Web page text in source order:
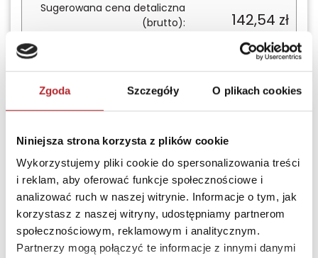
Zgoda Szczegóły O plikach cookies
Niniejsza strona korzysta z plików cookie
Wykorzystujemy pliki cookie do spersonalizowania treści
i reklam, aby oferować funkcje społecznościowe i
analizować ruch w naszej witrynie. Informacje o tym, jak
korzystasz z naszej witryny, udostępniamy partnerom
społecznościowym, reklamowym i analitycznym.
Partnerzy mogą połączyć te informacje z innymi danymi
Sugerowana cena detaliczna
(brutto):
142,54 zł
z koniczynką i
świnką 9296
Playmobil